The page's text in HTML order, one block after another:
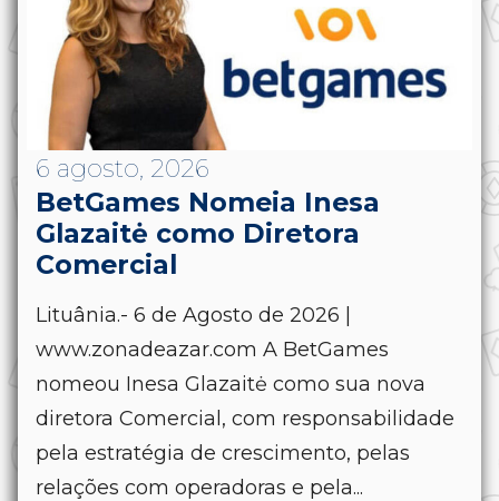
6 agosto, 2026
BetGames Nomeia Inesa
Glazaitė como Diretora
Comercial
Lituânia.- 6 de Agosto de 2026 |
www.zonadeazar.com A BetGames
nomeou Inesa Glazaitė como sua nova
diretora Comercial, com responsabilidade
pela estratégia de crescimento, pelas
relações com operadoras e pela...